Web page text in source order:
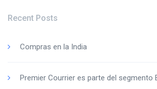
Recent Posts
Compras en la India
Premier Courrier es parte del segmento